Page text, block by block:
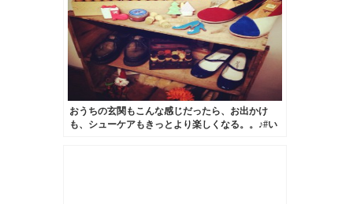
おうちの玄関もこんな感じだったら、お出かけ
も、シューケアもきっとより楽しくなる。。♪#い